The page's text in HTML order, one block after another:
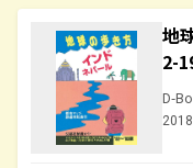
地
2-
D-